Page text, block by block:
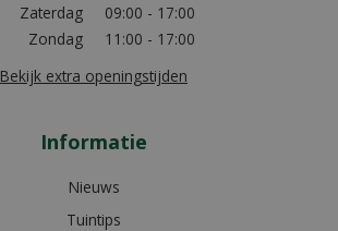
Zaterdag
09:00 - 17:00
Zondag
11:00 - 17:00
Bekijk extra openingstijden
Informatie
Nieuws
Tuintips